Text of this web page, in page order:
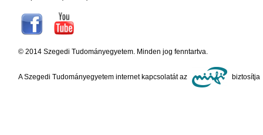
© 2014 Szegedi Tudományegyetem. Minden jog fenntartva.
A Szegedi Tudományegyetem internet kapcsolatát az biztosítja